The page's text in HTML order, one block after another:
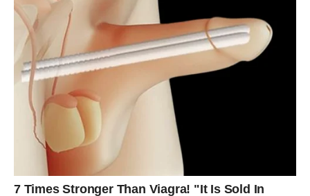
Za Strelca se želje ispunjavaju kroz kretanje, promenu i
unutrašnje sazrevanje. Vi ste znak koji nikada nije mogao
da miruje, ali ste u prethodnom periodu bili primorani da
zastanete, razmislite i preispitate svoje snove. Mnogi
Strelčevi su se pitali da li su krenuli pogrešnim putem ili
da li su neke prilike zauvek izgubljene. Odgovor je jasan –
ništa nije izgubljeno, samo je bilo odloženo.
Želje koje sada počinju da se ostvaruju dolaze kroz nove
prilike, kontakte, putovanja ili odluke koje menjaju vaš